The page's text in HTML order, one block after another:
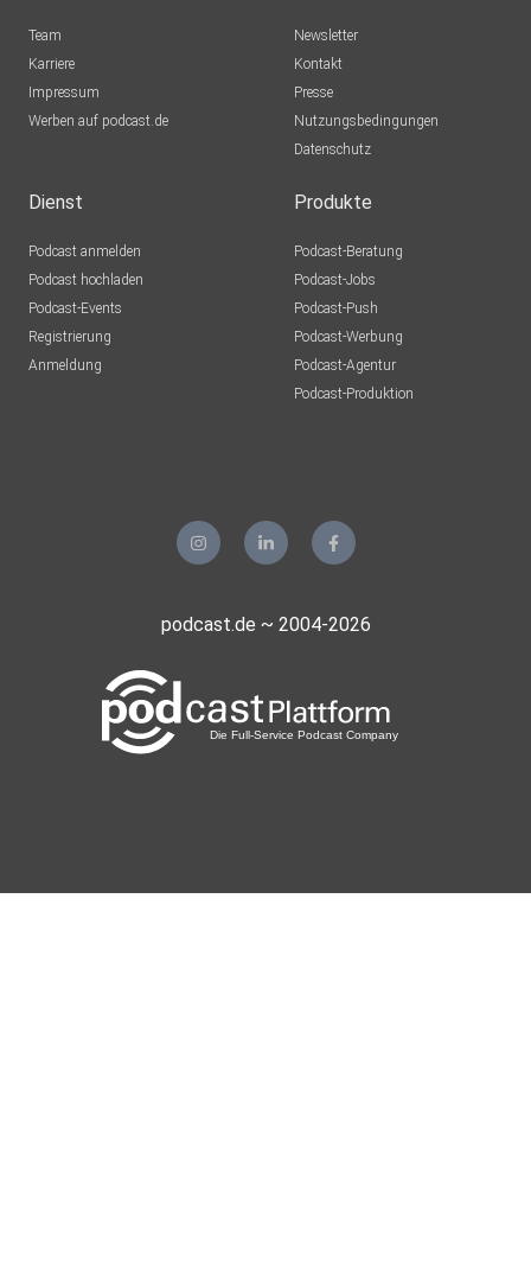
Team
Karriere
Impressum
Werben auf podcast.de
Newsletter
Kontakt
Presse
Nutzungsbedingungen
Datenschutz
Dienst
Podcast anmelden
Podcast hochladen
Podcast-Events
Registrierung
Anmeldung
Produkte
Podcast-Beratung
Podcast-Jobs
Podcast-Push
Podcast-Werbung
Podcast-Agentur
Podcast-Produktion
podcast.de ~ 2004-2026